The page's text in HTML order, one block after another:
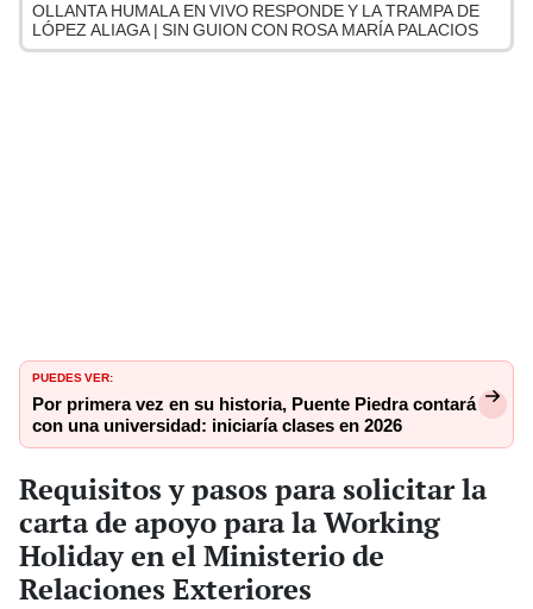
OLLANTA HUMALA EN VIVO RESPONDE Y LA TRAMPA DE
LÓPEZ ALIAGA | SIN GUION CON ROSA MARÍA PALACIOS
PUEDES VER:
Por primera vez en su historia, Puente Piedra contará
con una universidad: iniciaría clases en 2026
Requisitos y pasos para solicitar la
carta de apoyo para la Working
Holiday en el Ministerio de
Relaciones Exteriores